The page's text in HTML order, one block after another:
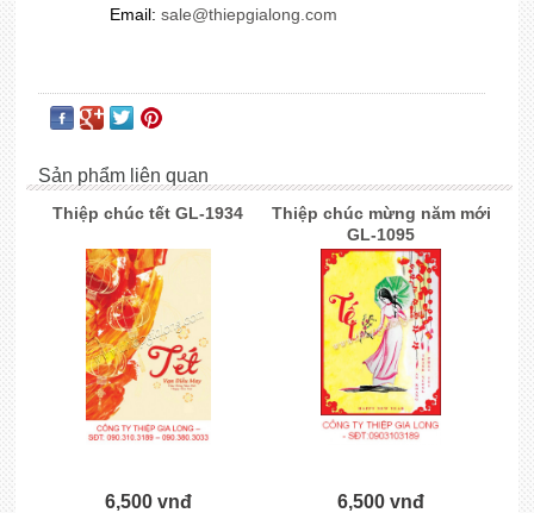
Email: sale@thiepgialong.com
Sản phẩm liên quan
Thiệp chúc tết GL-1934
6,500 vnđ
Thiệp chúc mừng năm mới
GL-1095
6,500 vnđ